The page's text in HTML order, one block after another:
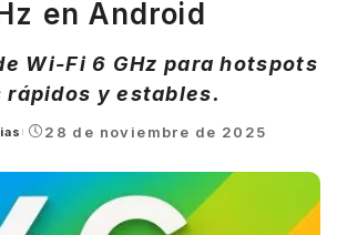
en Android
Wi-Fi 6 GHz para hotspots
rápidos y estables.
28 de noviembre de 2025